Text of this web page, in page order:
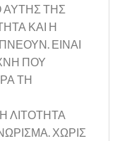
ΑΥΤΗΣ ΤΗΣ
ΚΑΙ Η
ΕΙΝΑΙ
ΠΟΥ
ΤΗ
ΛΙΤΟΤΗΤΑ
ΧΩΡΙΣ